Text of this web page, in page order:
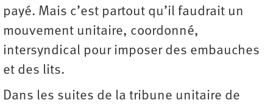
payé. Mais c’est partout qu’il faudrait un
mouvement unitaire, coordonné,
intersyndical pour imposer des embauches
et des lits.
Dans les suites de la tribune unitaire de